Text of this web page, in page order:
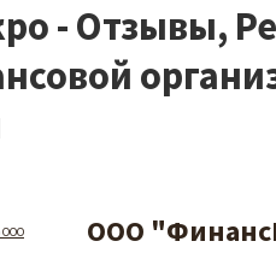
- Отзывы,
ООО ООО